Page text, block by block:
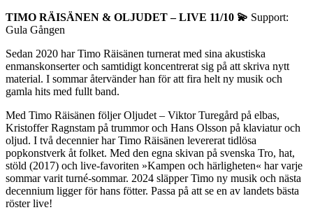
TIMO RÄISÄNEN & OLJUDET – LIVE 11/10 💫⁠ Support:
Gula Gången
Sedan 2020 har Timo Räisänen turnerat med sina akustiska
enmanskonserter och samtidigt koncentrerat sig på att skriva nytt
material. I sommar återvänder han för att fira helt ny musik och
gamla hits med fullt band.
Med Timo Räisänen följer Oljudet – Viktor Turegård på elbas,
Kristoffer Ragnstam på trummor och Hans Olsson på klaviatur och
oljud. I två decennier har Timo Räisänen levererat tidlösa
popkonstverk åt folket. Med den egna skivan på svenska Tro, hat,
stöld (2017) och live-favoriten »Kampen och härligheten« har varje
sommar varit turné-sommar. 2024 släpper Timo ny musik och nästa
decennium ligger för hans fötter. Passa på att se en av landets bästa
röster live!